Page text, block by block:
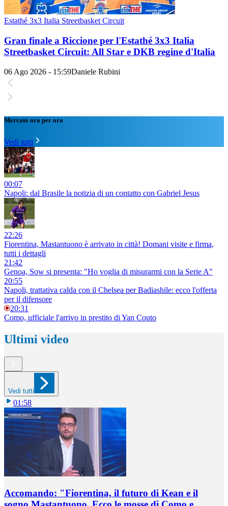
Estathé 3x3 Italia Streetbasket Circuit
Gran finale a Riccione per l'Estathé 3x3 Italia
Streetbasket Circuit: All Star e DKB regine d'Italia
06 Ago 2026 - 15:59Daniele Rubini
Mercato ora per ora
Vedi tutti
00:07
Napoli: dal Brasile la notizia di un contatto con Gabriel Jesus
22:26
Fiorentina, Mastantuono è arrivato in città! Domani visite e firma,
tutti i dettagli
21:42
Genoa, Sow si presenta: "Ho voglia di misurarmi con la Serie A"
20:55
Napoli, trattativa calda con il Chelsea per Badiashile: ecco l'offerta
per il difensore
20:31
Como, ufficiale l'arrivo in prestito di Yan Couto
Ultimi video
Vedi tutti
01:58
Accomando: "Fiorentina, il futuro di Kean e il